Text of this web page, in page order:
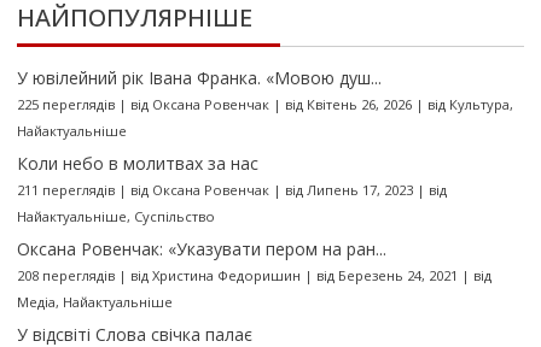
НАЙПОПУЛЯРНІШЕ
У ювілейний рік Івана Франка. «Мовою душ...
225 переглядів| від Оксана Ровенчак| від Квітень 26, 2026| від Культура,
Найактуальніше
Коли небо в молитвах за нас
211 переглядів| від Оксана Ровенчак| від Липень 17, 2023| від
Найактуальніше, Суспільство
Оксана Ровенчак: «Указувати пером на ран...
208 переглядів| від Христина Федоришин | від Березень 24, 2021 | від
Медіа, Найактуальніше
У відсвіті Слова свічка палає